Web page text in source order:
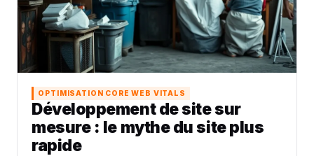
OPTIMISATION CORE WEB VITALS
Développement de site sur
mesure : le mythe du site plus
rapide